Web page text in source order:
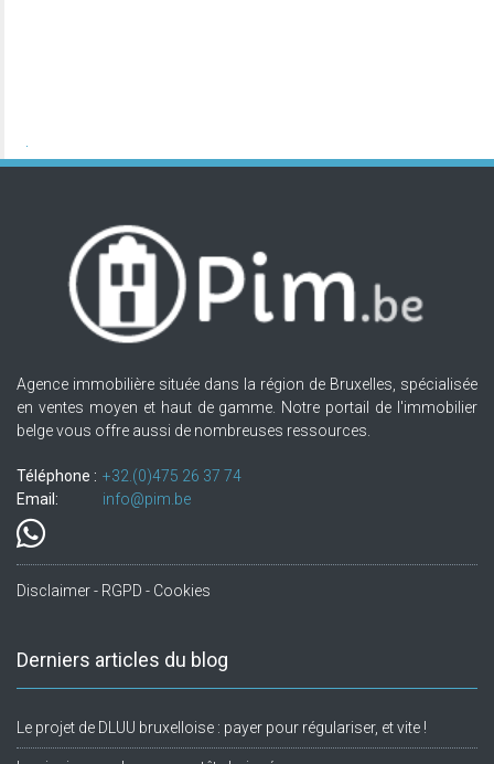
Agence immobilière située dans la région de Bruxelles, spécialisée
en ventes moyen et haut de gamme. Notre portail de l'immobilier
belge vous offre aussi de nombreuses ressources.
Téléphone : +32.(0)475 26 37 74
Email:
info@pim.be
Disclaimer - RGPD - Cookies
Derniers articles du blog
Le projet de DLUU bruxelloise : payer pour régulariser, et vite !